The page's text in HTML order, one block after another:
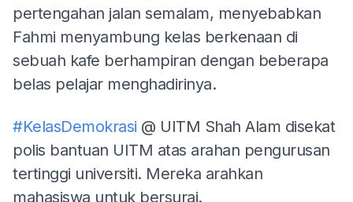
pertengahan jalan semalam, menyebabkan
Fahmi menyambung kelas berkenaan di
sebuah kafe berhampiran dengan beberapa
belas pelajar menghadirinya.
#KelasDemokrasi @ UITM Shah Alam disekat
polis bantuan UITM atas arahan pengurusan
tertinggi universiti. Mereka arahkan